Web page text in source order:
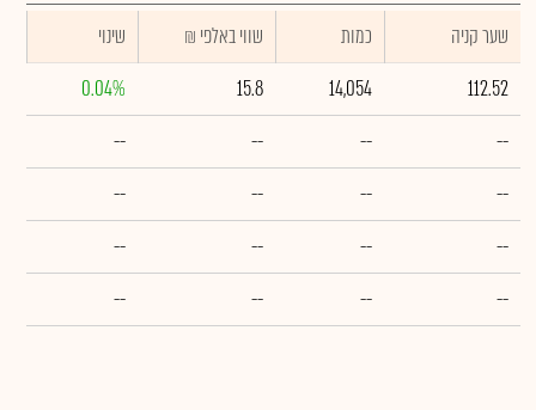
שער קניה כמות ₪ שווי באלפי
שינוי
112.52
14,054
15.8
0.04%
--
--
--
--
--
--
--
--
--
--
--
--
--
--
--
--